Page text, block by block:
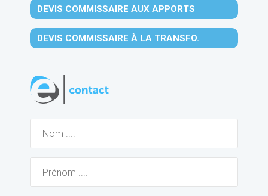
DEVIS COMMISSAIRE AUX APPORTS
DEVIS COMMISSAIRE À LA TRANSFO.